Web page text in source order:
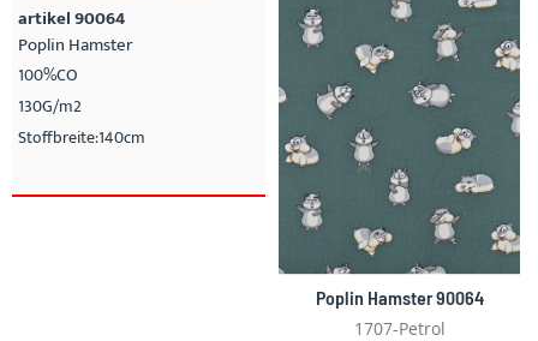
artikel 90064
Poplin Hamster
100%CO
130G/m2
Stoffbreite:140cm
Poplin Hamster 90064
1707-Petrol